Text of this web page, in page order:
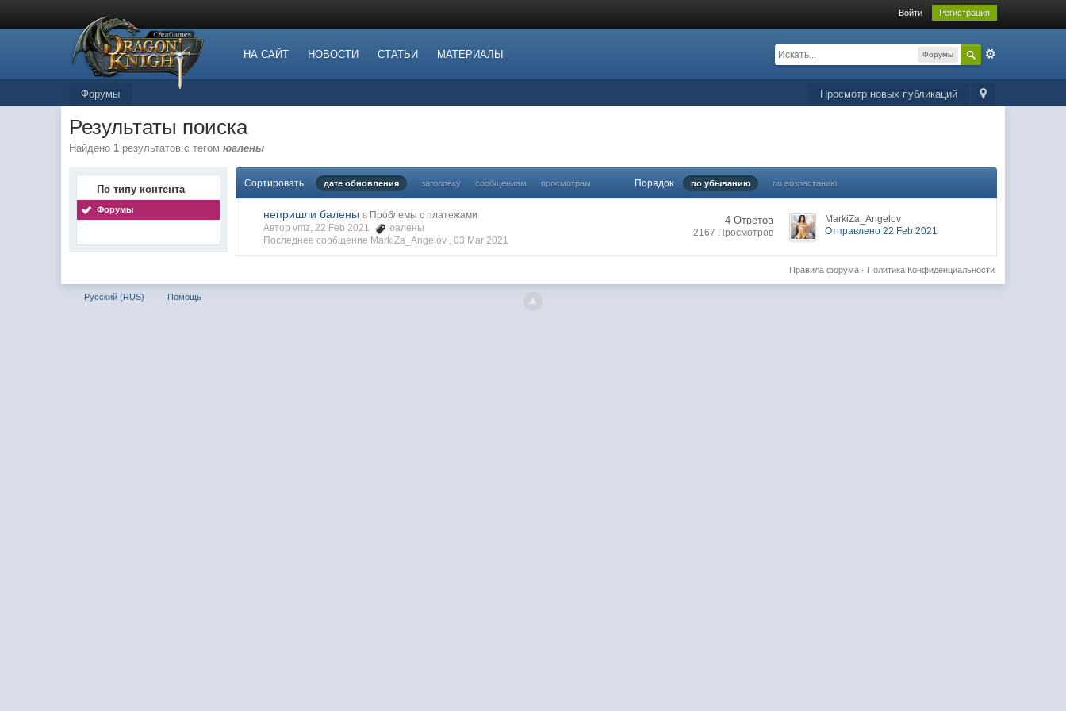
Войти Регистрация
НА САЙТ НОВОСТИ СТАТЬИ МАТЕРИАЛЫ Форумы
Просмотр новых публикаций
Форумы
Результаты поиска
Найдено1 результатов с тегомюалены
По типу контента
Форумы
Сортировать дате обновления заголовку сообщениям просмотрам Порядок по убыванию по возрастанию
непришли балены в Проблемы с платежами
Автор vmz, 22 Feb 2021
юалены
Последнее сообщение MarkiZa_Angelov ,03 Mar 2021
4 Ответов
2167 Просмотров
MarkiZa_Angelov
Отправлено 22 Feb 2021
Политика Конфиденциальности
Правила форума·
Русский (RUS) Помощь